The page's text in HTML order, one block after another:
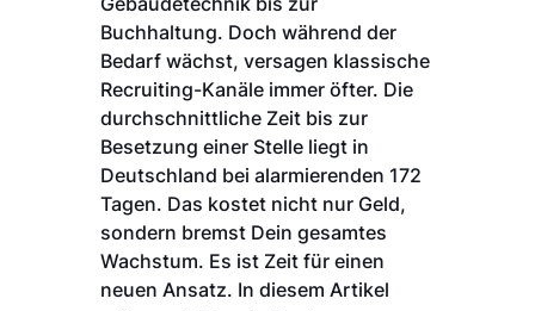
Buchhaltung. Doch während der
Bedarf wächst, versagen klassische
Recruiting-Kanäle immer öfter. Die
durchschnittliche Zeit bis zur
Besetzung einer Stelle liegt in
Deutschland bei alarmierenden 172
Tagen. Das kostet nicht nur Geld,
sondern bremst Dein gesamtes
Wachstum. Es ist Zeit für einen
neuen Ansatz. In diesem Artikel